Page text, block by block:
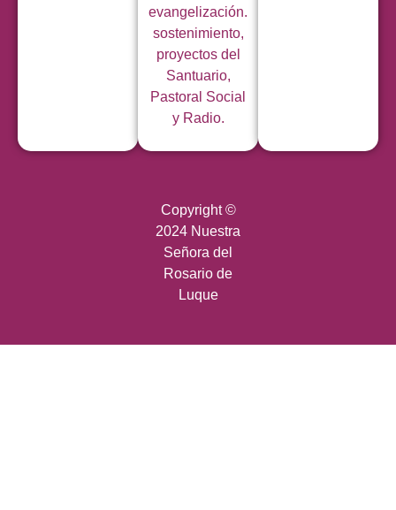
evangelización.
sostenimiento,
proyectos del
Santuario,
Pastoral Social
y Radio.
Copyright ©
2024 Nuestra
Señora del
Rosario de
Luque